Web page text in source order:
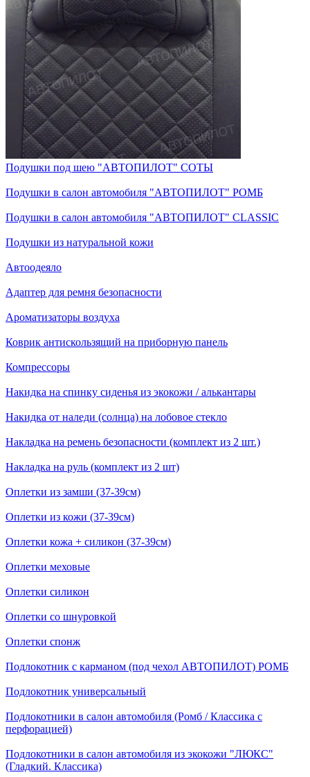
Подушки под шею "АВТОПИЛОТ" СОТЫ
Подушки в салон автомобиля "АВТОПИЛОТ" РОМБ
Подушки в салон автомобиля "АВТОПИЛОТ" CLASSIC
Подушки из натуральной кожи
Автоодеяло
Адаптер для ремня безопасности
Ароматизаторы воздуха
Коврик антискользящий на приборную панель
Компрессоры
Накидка на спинку сиденья из экокожи / алькантары
Накидка от наледи (солнца) на лобовое стекло
Накладка на ремень безопасности (комплект из 2 шт.)
Накладка на руль (комплект из 2 шт)
Оплетки из замши (37-39см)
Оплетки из кожи (37-39см)
Оплетки кожа + силикон (37-39см)
Оплетки меховые
Оплетки силикон
Оплетки со шнуровкой
Оплетки спонж
Подлокотник с карманом (под чехол АВТОПИЛОТ) РОМБ
Подлокотник универсальный
Подлокотники в салон автомобиля (Ромб / Классика с
перфорацией)
Подлокотники в салон автомобиля из экокожи "ЛЮКС"
(Гладкий. Классика)